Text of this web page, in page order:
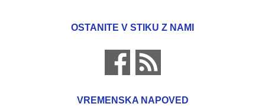
OSTANITE V STIKU Z NAMI
VREMENSKA NAPOVED